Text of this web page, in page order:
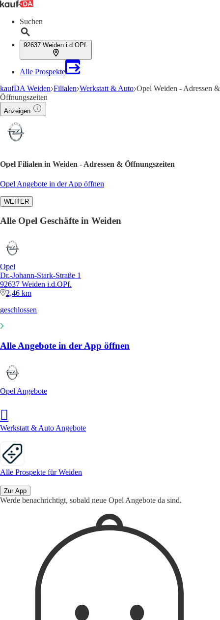
Suchen
92637 Weiden i.d.OPf.
Alle Prospekte
kaufDA Weiden Filialen Werkstatt & Auto Opel Weiden - Adressen &
Öffnungszeiten
Anzeigen
Opel Filialen in Weiden - Adressen & Öffnungszeiten
Opel Angebote in der App öffnen
WEITER
Alle Opel Geschäfte in Weiden
Opel
Dr.-Johann-Stark-Straße 1
92637 Weiden i.d.OPf.
2,46 km
geschlossen
Alle Angebote in der App öffnen
Opel Angebote
Werkstatt & Auto Angebote
Alle Prospekte für Weiden
Zur App
Werde benachrichtigt, sobald neue Opel Angebote da sind.